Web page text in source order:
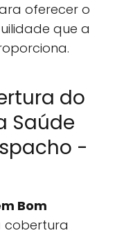
oferecer o
que a
do
Saúde
-
Bom
cobertura